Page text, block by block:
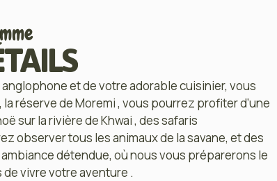
et de votre adorable cuisinier, vous
réserve de Moremi , vous pourrez profiter d’une
sur la rivière de Khwai , des safaris
observer tous les animaux de la savane, et des
détendue, où nous vous préparerons le
vivre votre aventure .